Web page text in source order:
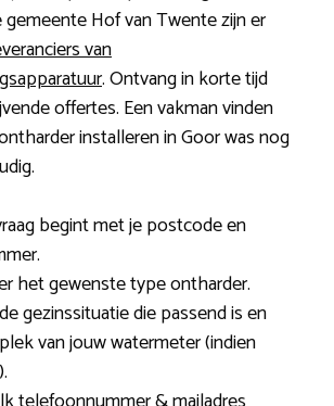
Hof van Twente zijn er
van
. Ontvang in korte tijd
offertes. Een vakman vinden
installeren in Goor was nog
begint met je postcode en
het gewenste type ontharder.
gezinssituatie die passend is en
van jouw watermeter (indien